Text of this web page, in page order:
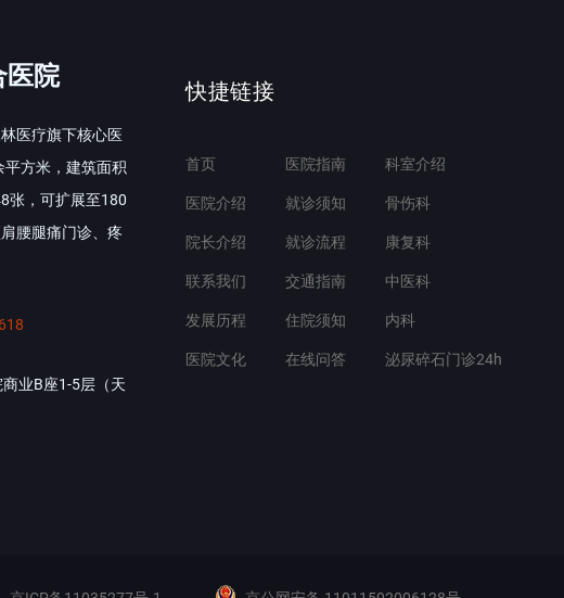
医院
医疗旗下核心医
方米，建筑面积
张，可扩展至180
腰腿痛门诊、疼
业B座1-5层（天
快捷链接
首页
医院介绍
院长介绍
联系我们
发展历程
医院文化
医院指南
就诊须知
就诊流程
交通指南
住院须知
在线问答
科室介绍
骨伤科
康复科
中医科
内科
泌尿碎石门诊24h